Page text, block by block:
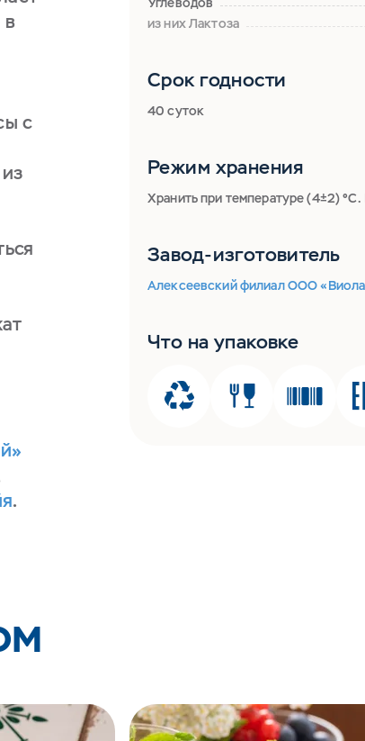
в
с
.
из них Лактоза
Срок годности
40 суток
Режим хранения
Хранить при температуре (4±2)
Завод-изготовитель
Алексеевский филиал ООО
Что на упаковке